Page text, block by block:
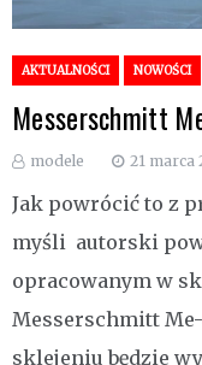
AKTUALNOŚCI NOWOŚCI
Messerschmitt
modele 21 marca
Jak powrócić to z
myśli autorski
opracowanym w
Messerschmitt Me-
sklejeniu będzie